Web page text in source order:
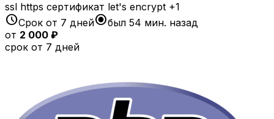
ssl https сертификат let's encrypt +1
scheduleСрок от 7 днейradio_button_checkedбыл 54 мин. назад
от 2 000 ₽
срок от 7 дней